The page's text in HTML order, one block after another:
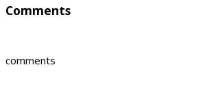
Comments
comments